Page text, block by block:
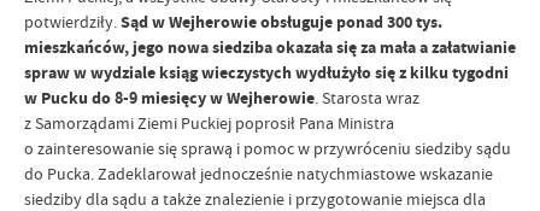
potwierdziły.Sąd w Wejherowie obsługuje ponad 300 tys.
mieszkańców, jego nowa siedziba okazała się za mała a załatwianie
spraw w wydziale ksiąg wieczystych wydłużyło się z kilku tygodni
w Pucku do 8-9 miesięcy w Wejherowie. Starosta wraz
z Samorządami Ziemi Puckiej poprosił Pana Ministra
o zainteresowanie się sprawą i pomoc w przywróceniu siedziby sądu
do Pucka. Zadeklarował jednocześnie natychmiastowe wskazanie
siedziby dla sądu a także znalezienie i przygotowanie miejsca dla